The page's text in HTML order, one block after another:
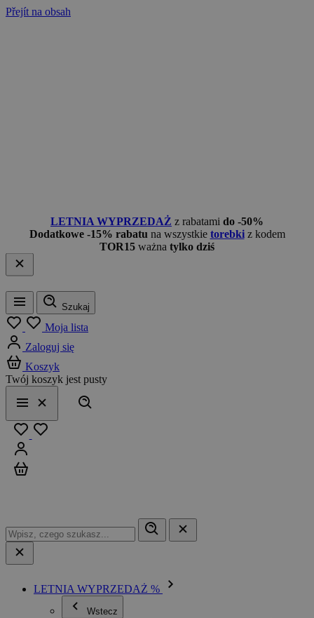
Přejít na obsah
LETNIA WYPRZEDAŻ z rabatami do -50%
Dodatkowe -15% rabatu na wszystkie torebkiz kodem
TOR15 ważna tylko dziś
Menu
Szukaj
Moja lista
Zaloguj się
Koszyk
Twój koszyk jest pusty
Menu
Zamknij
LETNIA WYPRZEDAŻ %
Wstecz